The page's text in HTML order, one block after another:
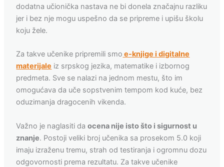
dodatna učionička nastava ne bi donela značajnu razliku
jer i bez nje mogu uspešno da se pripreme i upišu školu
koju žele.
Za takve učenike pripremili smo e-knjige i digitalne
materijale iz srpskog jezika, matematike i izbornog
predmeta. Sve se nalazi na jednom mestu, što im
omogućava da uče sopstvenim tempom kod kuće, bez
oduzimanja dragocenih vikenda.
Važno je naglasiti daocena nije isto što i sigurnost u
znanje. Postoji veliki broj učenika sa prosekom 5.0 koji
imaju izraženu tremu, strah od testiranja i ogromnu dozu
odgovornosti prema rezultatu. Za takve učenike